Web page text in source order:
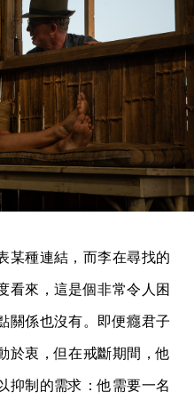
某種連結，而李在尋找的
看來，這是個非常令人困
關係也沒有。即便癮君子
於衷，但在戒斷期間，他
抑制的需求：他需要一名